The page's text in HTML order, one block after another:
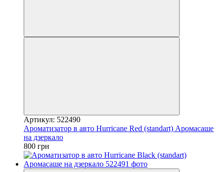
Артикул: 522490
Ароматизатор в авто Hurricane Red (standart) Аромасаше
на дзеркало
800 грн